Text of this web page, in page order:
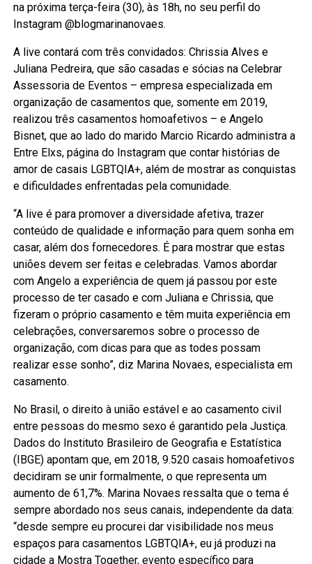
na próxima terça-feira (30), às 18h, no seu perfil do
Instagram @blogmarinanovaes.
A live contará com três convidados: Chrissia Alves e
Juliana Pedreira, que são casadas e sócias na Celebrar
Assessoria de Eventos – empresa especializada em
organização de casamentos que, somente em 2019,
realizou três casamentos homoafetivos – e Angelo
Bisnet, que ao lado do marido Marcio Ricardo administra a
Entre Elxs, página do Instagram que contar histórias de
amor de casais LGBTQIA+, além de mostrar as conquistas
e dificuldades enfrentadas pela comunidade.
“A live é para promover a diversidade afetiva, trazer
conteúdo de qualidade e informação para quem sonha em
casar, além dos fornecedores. É para mostrar que estas
uniões devem ser feitas e celebradas. Vamos abordar
com Angelo a experiência de quem já passou por este
processo de ter casado e com Juliana e Chrissia, que
fizeram o próprio casamento e têm muita experiência em
celebrações, conversaremos sobre o processo de
organização, com dicas para que as todes possam
realizar esse sonho”, diz Marina Novaes, especialista em
casamento.
No Brasil, o direito à união estável e ao casamento civil
entre pessoas do mesmo sexo é garantido pela Justiça.
Dados do Instituto Brasileiro de Geografia e Estatística
(IBGE) apontam que, em 2018, 9.520 casais homoafetivos
decidiram se unir formalmente, o que representa um
aumento de 61,7%. Marina Novaes ressalta que o tema é
sempre abordado nos seus canais, independente da data:
“desde sempre eu procurei dar visibilidade nos meus
espaços para casamentos LGBTQIA+, eu já produzi na
cidade a Mostra Together, evento específico para